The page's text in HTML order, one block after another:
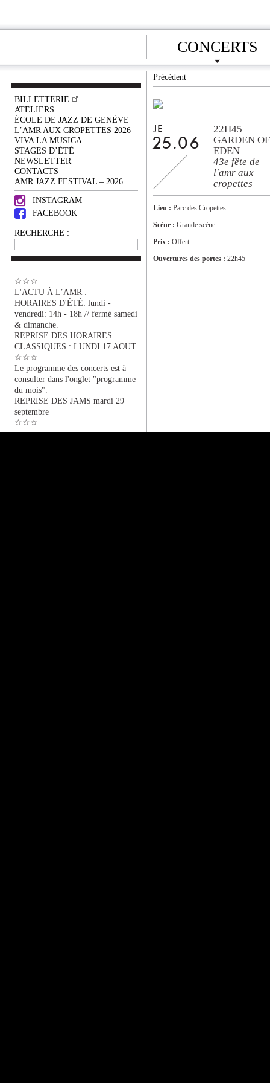
CONCERTS
BILLETTERIE
ATELIERS
ÉCOLE DE JAZZ DE GENÈVE
L’AMR AUX CROPETTES 2026
VIVA LA MUSICA
STAGES D’ÉTÉ
NEWSLETTER
CONTACTS
AMR JAZZ FESTIVAL – 2026
INSTAGRAM
FACEBOOK
RECHERCHE :
☆☆☆
L'ACTU À L’AMR :
HORAIRES D'ÉTÉ: lundi -
vendredi: 14h - 18h // fermé samedi
& dimanche.
REPRISE DES HORAIRES
CLASSIQUES : LUNDI 17 AOUT
☆☆☆
Le programme des concerts est à
consulter dans l'onglet "programme
du mois".
REPRISE DES JAMS mardi 29
septembre
☆☆☆
Précédent
JE
25.06
22H45
GARDEN OF
EDEN
43e fête de
l'amr aux
cropettes
Lieu : Parc des Cropettes
Scène : Grande scène
Prix : Offert
Ouvertures des portes : 22h45